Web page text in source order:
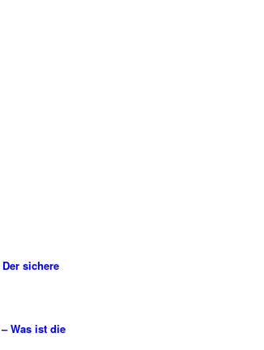
sichere
Was ist die